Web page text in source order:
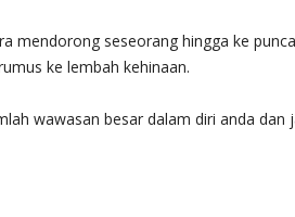
mendorong seseorang hingga ke
ke lembah kehinaan.
wawasan besar dalam diri anda dan